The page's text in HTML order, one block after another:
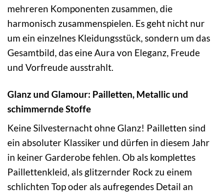
mehreren Komponenten zusammen, die
harmonisch zusammenspielen. Es geht nicht nur
um ein einzelnes Kleidungsstück, sondern um das
Gesamtbild, das eine Aura von Eleganz, Freude
und Vorfreude ausstrahlt.
Glanz und Glamour: Pailletten, Metallic und
schimmernde Stoffe
Keine Silvesternacht ohne Glanz! Pailletten sind
ein absoluter Klassiker und dürfen in diesem Jahr
in keiner Garderobe fehlen. Ob als komplettes
Paillettenkleid, als glitzernder Rock zu einem
schlichten Top oder als aufregendes Detail an